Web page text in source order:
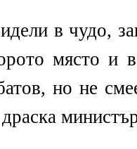
в чудо,
място и
но не